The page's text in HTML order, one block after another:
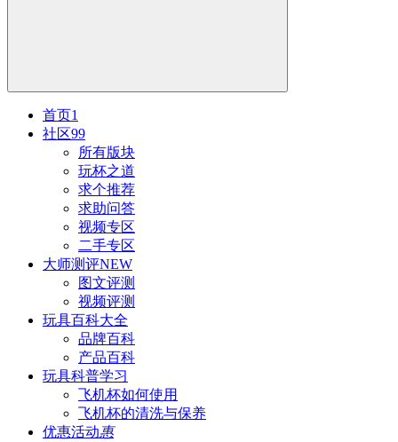
首页1
社区99
所有版块
玩杯之道
求个推荐
求助问答
视频专区
二手专区
大师测评NEW
图文评测
视频评测
玩具百科大全
品牌百科
产品百科
玩具科普学习
飞机杯如何使用
飞机杯的清洗与保养
优惠活动惠